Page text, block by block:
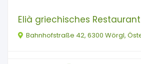
Elià griechisches Restaurant
Bahnhofstraße 42, 6300 Wörgl,